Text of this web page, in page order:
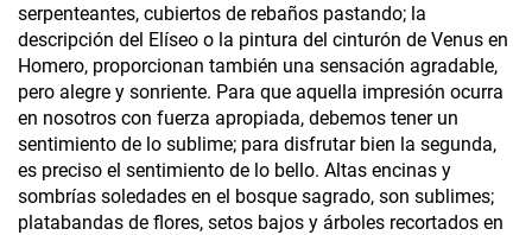
serpenteantes, cubiertos de rebaños pastando; la
descripción del Elíseo o la pintura del cinturón de Venus en
Homero, proporcionan también una sensación agradable,
pero alegre y sonriente. Para que aquella impresión ocurra
en nosotros con fuerza apropiada, debemos tener un
sentimiento de lo sublime; para disfrutar bien la segunda,
es preciso el sentimiento de lo bello. Altas encinas y
sombrías soledades en el bosque sagrado, son sublimes;
platabandas de flores, setos bajos y árboles recortados en